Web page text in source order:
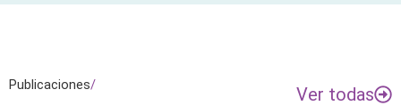
Publicaciones/ Ver todas